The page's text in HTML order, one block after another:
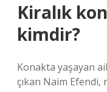
Kiralık
kimdir?
Konakta yaşayan
çıkan Naim Efendi,